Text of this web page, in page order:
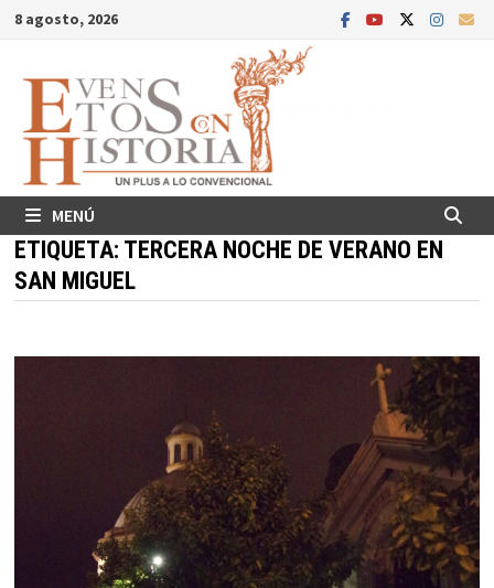
Saltar
contenido
8 agosto, 2026
MENÚ
ETIQUETA: TERCERA NOCHE DE VERANO EN
SAN MIGUEL